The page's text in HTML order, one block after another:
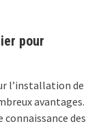
pour
l’installation de
avantages.
des